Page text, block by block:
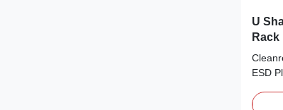
U
26 Slot
ESD